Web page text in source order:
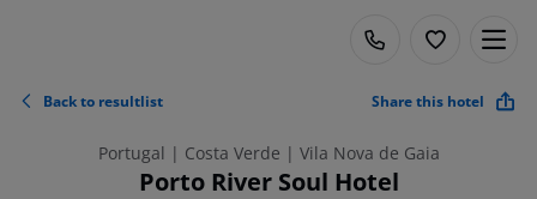
Back to resultlist Share this hotel
Portugal | Costa Verde | Vila Nova de Gaia
Porto River Soul Hotel